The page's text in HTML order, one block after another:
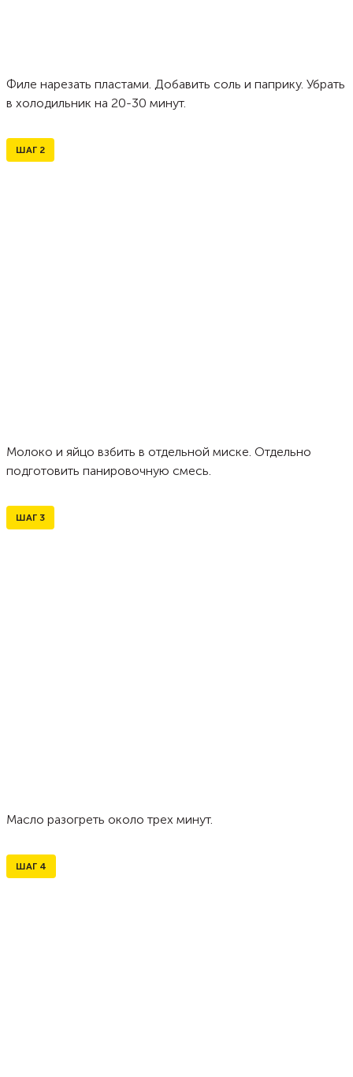
Филе нарезать пластами. Добавить соль и паприку. Убрать
в холодильник на 20-30 минут.
ШАГ 2
Молоко и яйцо взбить в отдельной миске. Отдельно
подготовить панировочную смесь.
ШАГ 3
Масло разогреть около трех минут.
ШАГ 4